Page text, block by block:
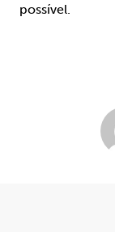
possível.